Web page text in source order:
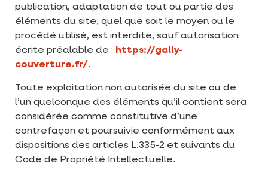
publication, adaptation de tout ou partie des
éléments du site, quel que soit le moyen ou le
procédé utilisé, est interdite, sauf autorisation
écrite préalable de : https://gally-
couverture.fr/.
Toute exploitation non autorisée du site ou de
l’un quelconque des éléments qu’il contient sera
considérée comme constitutive d’une
contrefaçon et poursuivie conformément aux
dispositions des articles L.335-2 et suivants du
Code de Propriété Intellectuelle.